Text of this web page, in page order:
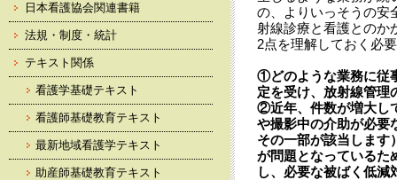
の、よりいっそうの安
射線診療と看護とのか
2点を理解しておく必
①どのような業務に従
定を受け、放射線管理
②近年、件数が増大し
や撮影中の介助が必要
その一部が該当します
が問題となっているた
し、必要な被ばく低減
日本看護協会関連書籍
法規・制度・統計
テキスト関係
看護学基礎テキスト
看護師基礎教育テキスト
最新地域看護学テキスト
助産師基礎教育テキスト